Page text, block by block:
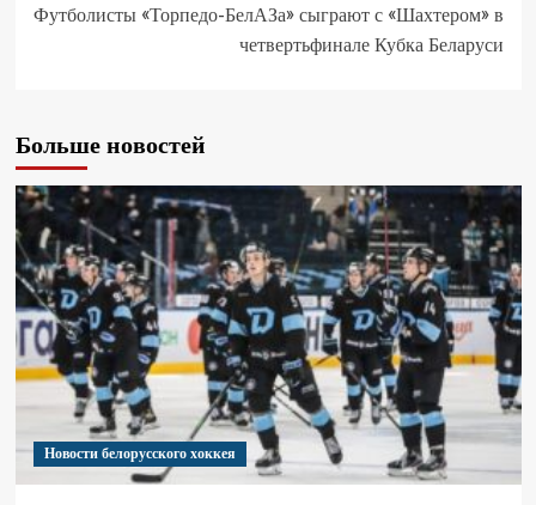
Футболисты «Торпедо-БелАЗа» сыграют с «Шахтером» в
четвертьфинале Кубка Беларуси
Больше новостей
Новости белорусского хоккея